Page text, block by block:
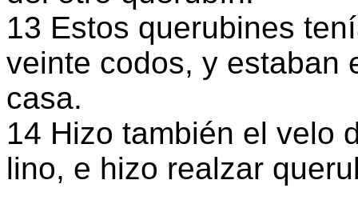
13 Estos querubines
veinte codos, y estaban
casa.
14 Hizo también el velo
lino, e hizo realzar